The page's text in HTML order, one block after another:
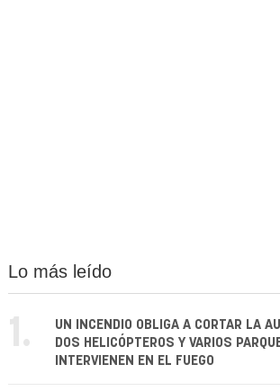
Lo más leído
1.
UN INCENDIO OBLIGA A CORTAR LA
DOS HELICÓPTEROS Y VARIOS
INTERVIENEN EN EL FUEGO